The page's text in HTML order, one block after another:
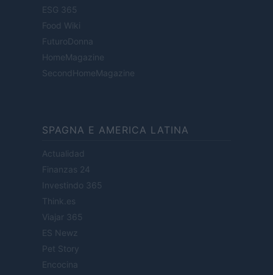
ESG 365
Food Wiki
FuturoDonna
HomeMagazine
SecondHomeMagazine
SPAGNA E AMERICA LATINA
Actualidad
Finanzas 24
Investindo 365
Think.es
Viajar 365
ES Newz
Pet Story
Encocina